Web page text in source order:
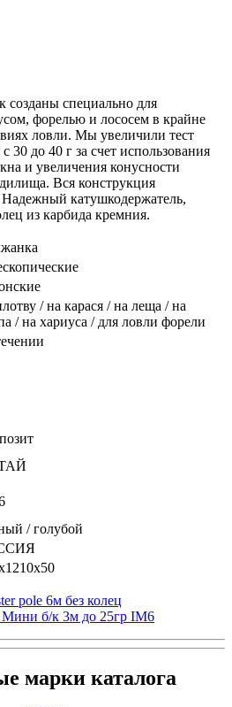
специально для
форелью и лососем в крайне
ловли. Мы увеличили тест
30 до 40 г за счет использования
и увеличения конусности
Вся конструкция
катушкодержатель,
из карбида кремния.
/ на карася / на леща / на
/ на хариуса / для ловли форели
/ голубой
pole 6м без колец
б/к 3м до 25гр IM6
марки каталога